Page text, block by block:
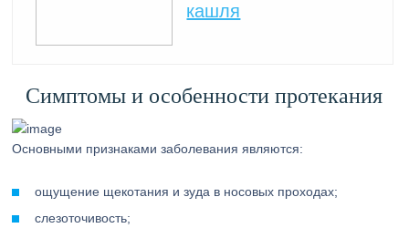
кашля
Симптомы и особенности протекания
Основными признаками заболевания являются:
ощущение щекотания и зуда в носовых проходах;
слезоточивость;